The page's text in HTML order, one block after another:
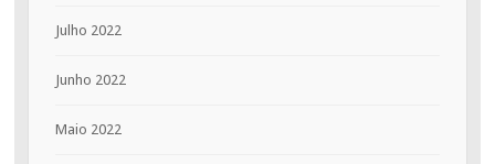
Julho 2022
Junho 2022
Maio 2022